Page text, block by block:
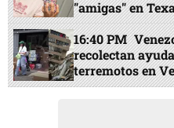
"amigas" en
16:40 PM
recolectan
terremotos en